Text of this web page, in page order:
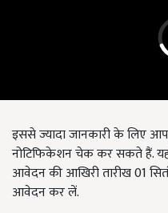
इससे ज्यादा जानकारी के लिए
नोटिफिकेशन चेक कर सकते हैं.
आवेदन की आखिरी तारीख 01
आवेदन कर लें.